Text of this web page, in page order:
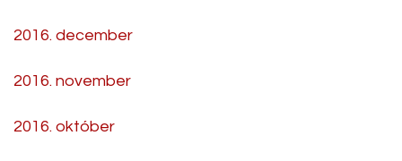
2016. december
2016. november
2016. október